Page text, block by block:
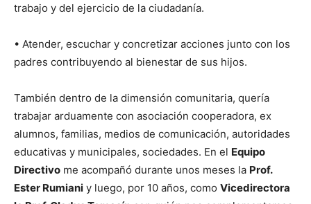
trabajo y del ejercicio de la ciudadanía.
• Atender, escuchar y concretizar acciones junto con los
padres contribuyendo al bienestar de sus hijos.
También dentro de la dimensión comunitaria, quería
trabajar arduamente con asociación cooperadora, ex
alumnos, familias, medios de comunicación, autoridades
educativas y municipales, sociedades. En el Equipo
Directivo me acompañó durante unos meses la Prof.
Ester Rumiani y luego, por 10 años, como Vicedirectora